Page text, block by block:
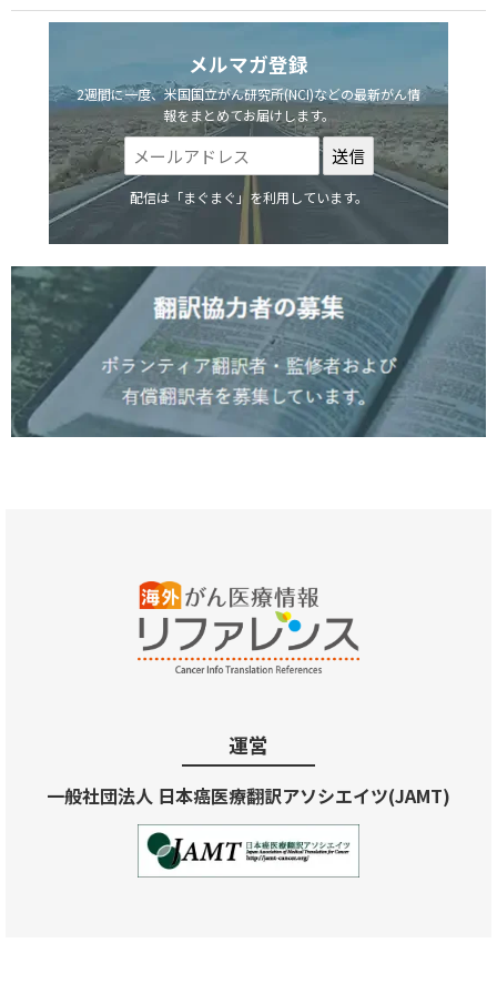
メルマガ登録
2週間に一度、米国国立がん研究所(NCI)などの最新がん情
報をまとめてお届けします。
配信は「まぐまぐ」を利用しています。
運営
一般社団法人 日本癌医療翻訳アソシエイツ(JAMT)